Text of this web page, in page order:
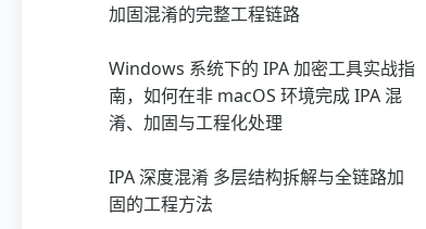
加固混淆的完整工程链路
Windows 系统下的 IPA 加密工具实战指
南，如何在非 macOS 环境完成 IPA 混
淆、加固与工程化处理
IPA 深度混淆 多层结构拆解与全链路加
固的工程方法